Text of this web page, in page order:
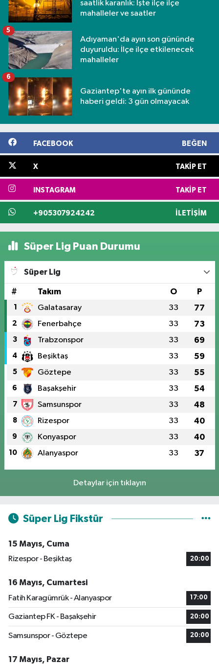
saatlik karanlık: İşte ilçe ilçe
mahalleler ve saatler
Adıyaman'da ayın son gününde
duyuruldu: İlçe ilçe etkilenecek
mahalleler
5
Gaziantep'te ayın ilk gününde
haberi geldi: 3 gün olmayacak
6
FACEBOOK BEĞEN
X TAKIP ET
INSTAGRAM TAKIP ET
+905307924242 İLETIŞIM
Süper Lig Puan Durumu
Süper Lig
# Takım O P
1 Galatasaray 33 77
2 Fenerbahçe 33 73
3 Trabzonspor 33 69
4 Beşiktaş 33 59
5 Göztepe 33 55
6 Başakşehir 33 54
7 Samsunspor 33 48
8 Rizespor 33 40
9 Konyaspor 33 40
10 Alanyaspor 33 37
Detaylar için tıklayın
Süper Lig Fikstür
15 Mayıs, Cuma
Rizespor - Beşiktaş
20:00
16 Mayıs, Cumartesi
Fatih Karagümrük - Alanyaspor
17:00
Gaziantep FK - Başakşehir 20:00
Samsunspor - Göztepe 20:00
17 Mayıs, Pazar